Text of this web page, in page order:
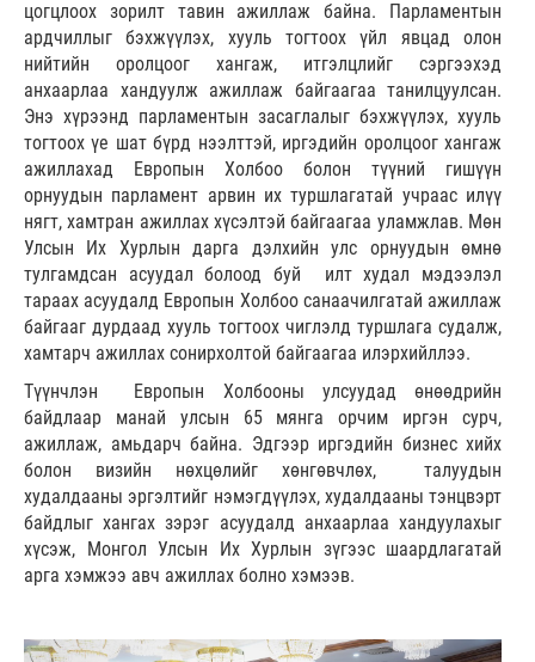
цогцлоох зорилт тавин ажиллаж байна. Парламентын
ардчиллыг бэхжүүлэх, хууль тогтоох үйл явцад олон
нийтийн оролцоог хангаж, итгэлцлийг сэргээхэд
анхаарлаа хандуулж ажиллаж байгаагаа танилцуулсан.
Энэ хүрээнд парламентын засаглалыг бэхжүүлэх, хууль
тогтоох үе шат бүрд нээлттэй, иргэдийн оролцоог хангаж
ажиллахад Европын Холбоо болон түүний гишүүн
орнуудын парламент арвин их туршлагатай учраас илүү
нягт, хамтран ажиллах хүсэлтэй байгаагаа уламжлав. Мөн
Улсын Их Хурлын дарга дэлхийн улс орнуудын өмнө
тулгамдсан асуудал болоод буй илт худал мэдээлэл
тараах асуудалд Европын Холбоо санаачилгатай ажиллаж
байгааг дурдаад хууль тогтоох чиглэлд туршлага судалж,
хамтарч ажиллах сонирхолтой байгаагаа илэрхийллээ.
Түүнчлэн Европын Холбооны улсуудад өнөөдрийн
байдлаар манай улсын 65 мянга орчим иргэн сурч,
ажиллаж, амьдарч байна. Эдгээр иргэдийн бизнес хийх
болон визийн нөхцөлийг хөнгөвчлөх, талуудын
худалдааны эргэлтийг нэмэгдүүлэх, худалдааны тэнцвэрт
байдлыг хангах зэрэг асуудалд анхаарлаа хандуулахыг
хүсэж, Монгол Улсын Их Хурлын зүгээс шаардлагатай
арга хэмжээ авч ажиллах болно хэмээв.